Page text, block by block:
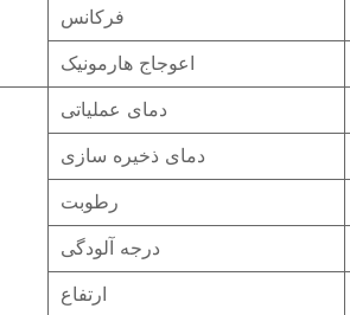
فرکانس
اعوجاج هارمونیک
دمای عملیاتی
دمای ذخیره سازی
رطوبت
درجه آلودگی
ارتفاع